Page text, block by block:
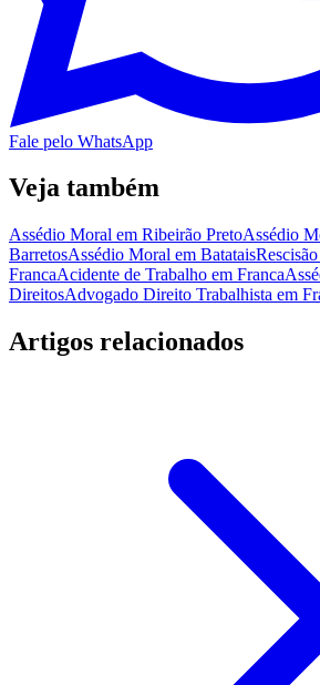
Fale pelo WhatsApp
Veja também
Assédio Moral em Ribeirão PretoAssédio
BarretosAssédio Moral em Batatais
FrancaAcidente de Trabalho em Franca
DireitosAdvogado Direito Trabalhista em
Artigos relacionados